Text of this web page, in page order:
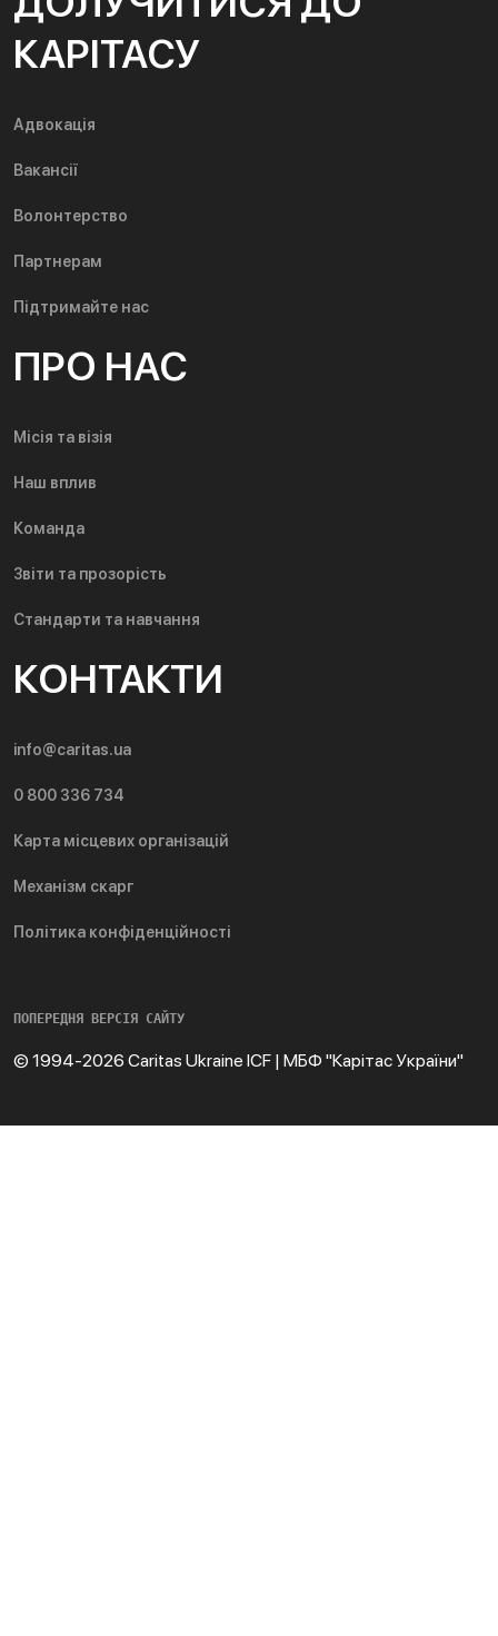
КАРІТАСУ
Адвокація
Вакансії
Волонтерство
Партнерам
Підтримайте нас
ПРО НАС
Місія та візія
Наш вплив
Команда
Звіти та прозорість
Стандарти та навчання
КОНТАКТИ
info@caritas.ua
0 800 336 734
Карта місцевих організацій
Механізм скарг
Політика конфіденційності
ПОПЕРЕДНЯ ВЕРСІЯ САЙТУ
© 1994-2026 Caritas Ukraine ICF | МБФ "Карітас України"